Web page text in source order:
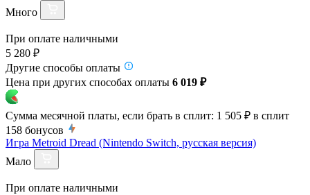
Много
При оплате наличными
5 280 ₽
Другие способы оплаты
Цена при других способах оплаты 6 019 ₽
Сумма месячной платы, если брать в сплит: 1 505 ₽ в сплит
158 бонусов
Игра Metroid Dread (Nintendo Switch, русская версия)
Мало
При оплате наличными